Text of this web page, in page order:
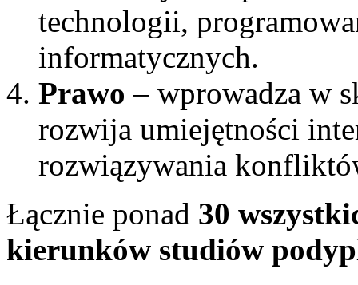
technologii,
informatycznych.
Prawo – wprowadza w
rozwija umiejętności
rozwiązywania
Łącznie ponad 30
kierunków studiów